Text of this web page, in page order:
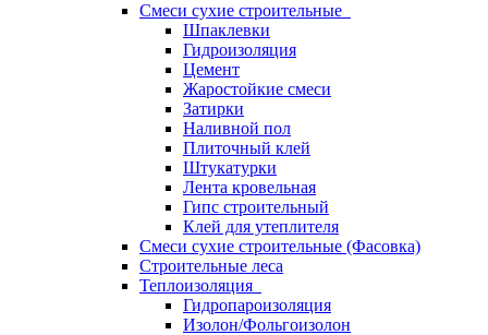
Смеси сухие строительные
Шпаклевки
Гидроизоляция
Цемент
Жаростойкие смеси
Затирки
Наливной пол
Плиточный клей
Штукатурки
Лента кровельная
Гипс строительный
Клей для утеплителя
Смеси сухие строительные (Фасовка)
Строительные леса
Теплоизоляция
Гидропароизоляция
Изолон/Фольгоизолон